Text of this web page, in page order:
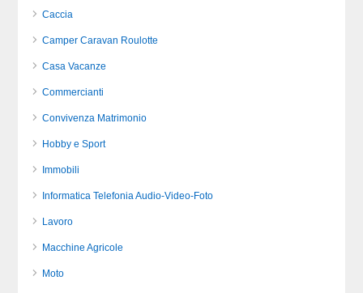
Caccia
Camper Caravan Roulotte
Casa Vacanze
Commercianti
Convivenza Matrimonio
Hobby e Sport
Immobili
Informatica Telefonia Audio-Video-Foto
Lavoro
Macchine Agricole
Moto